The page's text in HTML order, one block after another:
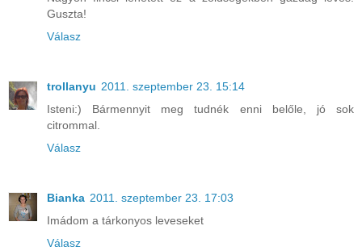
Guszta!
Válasz
trollanyu 2011. szeptember 23. 15:14
Isteni:) Bármennyit meg tudnék enni belőle, jó sok
citrommal.
Válasz
Bianka 2011. szeptember 23. 17:03
Imádom a tárkonyos leveseket
Válasz